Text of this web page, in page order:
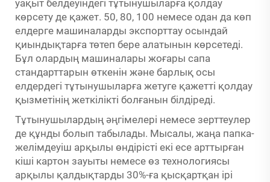
уақыт белдеуіндегі тұтынушыларға қолдау
көрсету де қажет. 50, 80, 100 немесе одан да көп
елдерге машиналарды экспорттау осындай
қиындықтарға төтеп бере алатынын көрсетеді.
Бұл олардың машиналары жоғары сапа
стандарттарын өткенін және барлық осы
елдердегі тұтынушыларға жетуге қажетті қолдау
қызметінің жеткілікті болғанын білдіреді.
Тұтынушылардың әңгімелері немесе зерттеулер
де құнды болып табылады. Мысалы, жаңа папка-
желімдеуіш арқылы өндірісті екі есе арттырған
кіші картон зауыты немесе өз технологиясы
арқылы қалдықтарды 30%-ға қысқартқан ірі